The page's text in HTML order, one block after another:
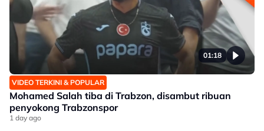
01:18
VIDEO TERKINI & POPULAR
Mohamed Salah tiba di Trabzon, disambut ribuan
penyokong Trabzonspor
1 day ago